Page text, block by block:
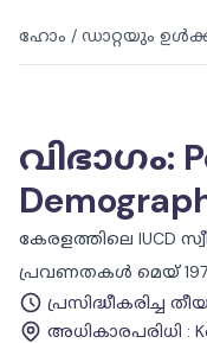
ഹോം / ഡാറ്റയും
വിഭാഗം:
കേരളത്തിലെ IUCD
പ്രവണതകൾ മെയ്
പ്രസിദ്ധീകരിച്ച
അധികാരപരിധി :